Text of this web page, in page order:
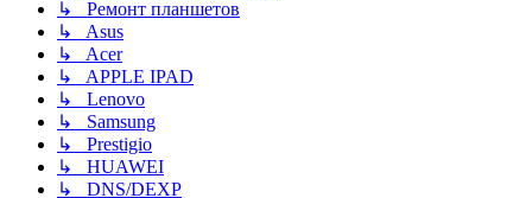
↳ Ремонт планшетов
↳ Asus
↳ Acer
↳ APPLE IPAD
↳ Lenovo
↳ Samsung
↳ Prestigio
↳ HUAWEI
↳ DNS/DEXP